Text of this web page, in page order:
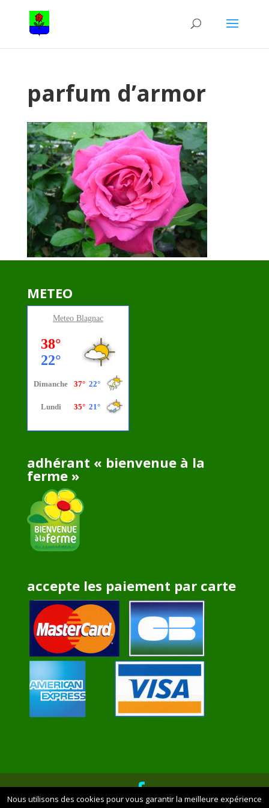
parfum d’armor
METEO
Meteo Blagnac
adhérant « bienvenue à la
ferme »
accepte les paiement par carte
Nous utilisons des cookies pour vous garantir la meilleure expérience